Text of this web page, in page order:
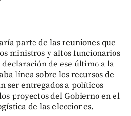
parte de las reuniones que
ministros y altos funcionarios
de ese último a la
línea sobre los recursos de
ser entregados a políticos
proyectos del Gobierno en el
de las elecciones.